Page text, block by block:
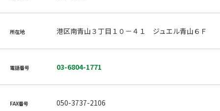
所在地 港区南青山３丁目１０－４１ ジュエル青山６Ｆ
電話番号 03-6804-1771
FAX番号 050-3737-2106